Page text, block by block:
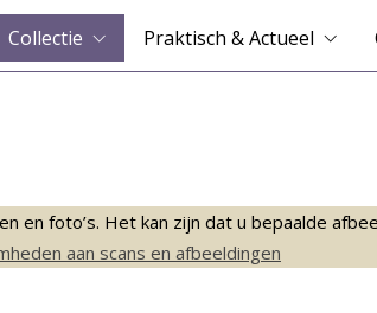
Collectie Praktisch & Actueel
en foto’s. Het kan zijn dat u bepaalde
aan scans en afbeeldingen